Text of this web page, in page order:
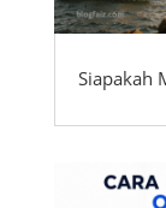
Siapakah